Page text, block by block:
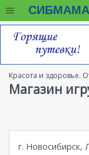
СИБМАМА
Красота и здоровье.
Магазин
г. Новосибирск,